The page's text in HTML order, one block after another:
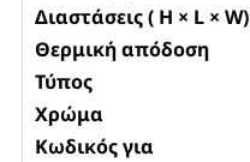
Διαστάσεις ( H × L × W)
Θερμική απόδοση
Τύπος
Χρώμα
Κωδικός για